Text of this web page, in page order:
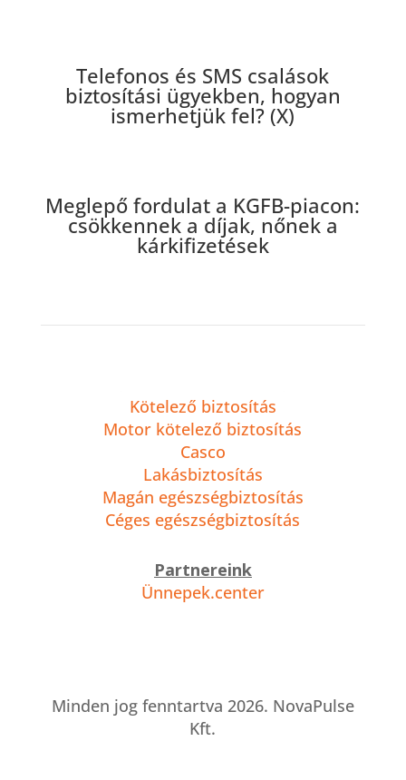
Telefonos és SMS csalások
biztosítási ügyekben, hogyan
ismerhetjük fel? (X)
Meglepő fordulat a KGFB-piacon:
csökkennek a díjak, nőnek a
kárkifizetések
Kötelező biztosítás
Motor kötelező biztosítás
Casco
Lakásbiztosítás
Magán egészségbiztosítás
Céges egészségbiztosítás
Partnereink
Ünnepek.center
Minden jog fenntartva 2026. NovaPulse
Kft.